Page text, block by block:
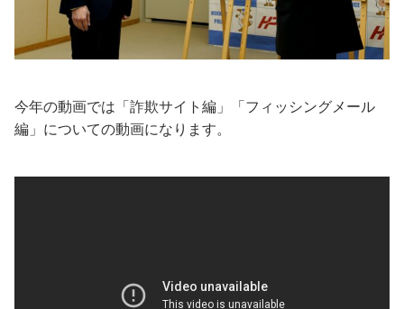
今年の動画では「詐欺サイト編」「フィッシングメール
編」についての動画になります。